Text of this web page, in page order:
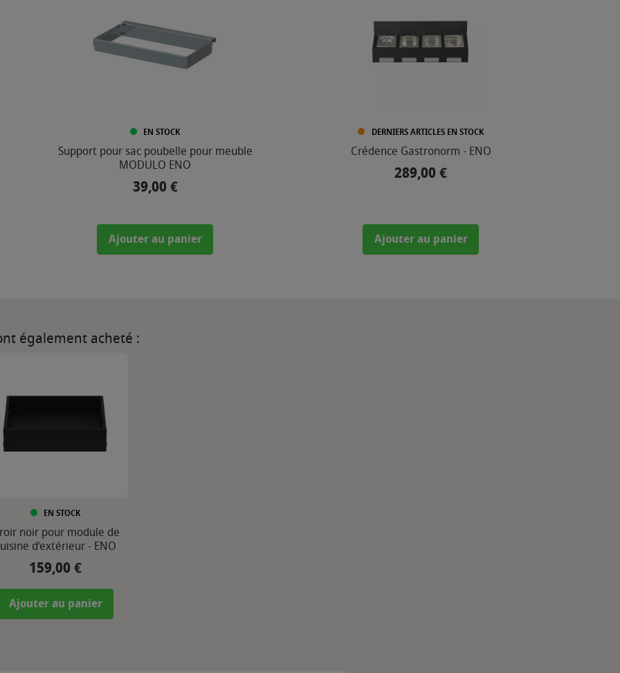
EN STOCK
Support pour sac poubelle pour meuble
MODULO ENO
Prix
39,00 €
Ajouter au panier
DERNIERS ARTICLES EN STOCK
Crédence Gastronorm - ENO
Prix
289,00 €
Ajouter au panier
également acheté :
EN STOCK
noir pour module de
d’extérieur - ENO
Prix
159,00 €
Ajouter au panier